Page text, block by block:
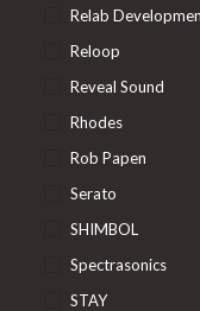
Relab
Reloop
Reveal Sound
Rhodes
Rob Papen
Serato
SHIMBOL
Spectrasonics
STAY